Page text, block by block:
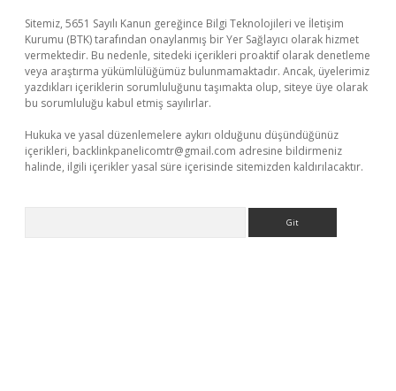
Sitemiz, 5651 Sayılı Kanun gereğince Bilgi Teknolojileri ve İletişim
Kurumu (BTK) tarafından onaylanmış bir Yer Sağlayıcı olarak hizmet
vermektedir. Bu nedenle, sitedeki içerikleri proaktif olarak denetleme
veya araştırma yükümlülüğümüz bulunmamaktadır. Ancak, üyelerimiz
yazdıkları içeriklerin sorumluluğunu taşımakta olup, siteye üye olarak
bu sorumluluğu kabul etmiş sayılırlar.
Hukuka ve yasal düzenlemelere aykırı olduğunu düşündüğünüz
içerikleri, backlinkpanelicomtr@gmail.com adresine bildirmeniz
halinde, ilgili içerikler yasal süre içerisinde sitemizden kaldırılacaktır.